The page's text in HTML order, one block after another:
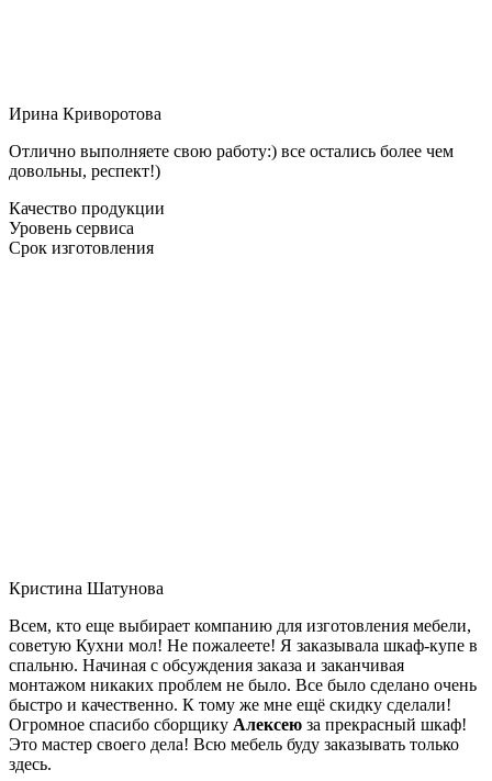
Ирина Криворотова
Отлично выполняете свою работу:) все остались более чем
довольны, респект!)
Качество продукции
Уровень сервиса
Срок изготовления
Кристина Шатунова
Всем, кто еще выбирает компанию для изготовления мебели,
советую Кухни мол! Не пожалеете! Я заказывала шкаф-купе в
спальню. Начиная с обсуждения заказа и заканчивая
монтажом никаких проблем не было. Все было сделано очень
быстро и качественно. К тому же мне ещё скидку сделали!
Огромное спасибо сборщику Алексею за прекрасный шкаф!
Это мастер своего дела! Всю мебель буду заказывать только
здесь.